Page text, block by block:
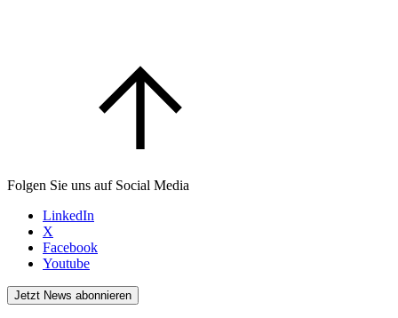
Folgen Sie uns auf Social Media
LinkedIn
X
Facebook
Youtube
Jetzt News abonnieren